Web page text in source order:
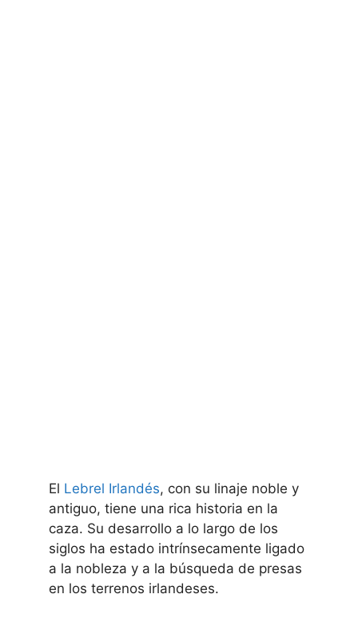
El Lebrel Irlandés, con su linaje noble y
antiguo, tiene una rica historia en la
caza. Su desarrollo a lo largo de los
siglos ha estado intrínsecamente ligado
a la nobleza y a la búsqueda de presas
en los terrenos irlandeses.